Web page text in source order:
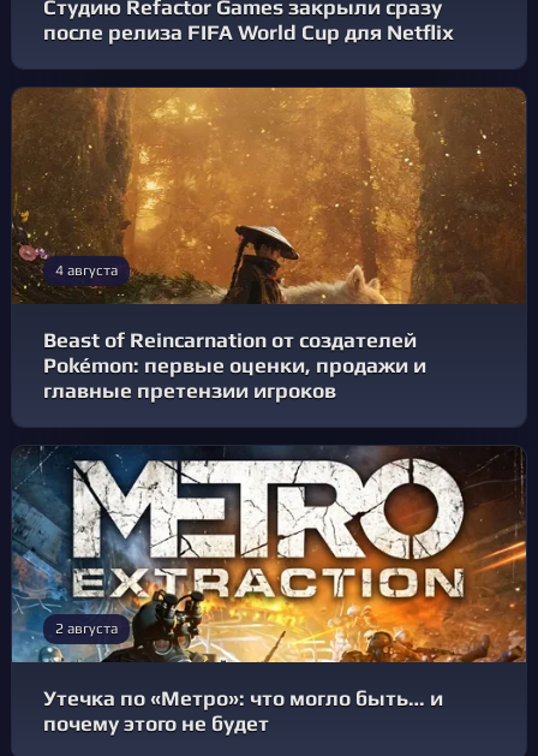
Студию Refactor Games закрыли сразу
после релиза FIFA World Cup для Netflix
4 августа
Beast of Reincarnation от создателей
Pokémon: первые оценки, продажи и
главные претензии игроков
2 августа
Утечка по «Метро»: что могло быть… и
почему этого не будет